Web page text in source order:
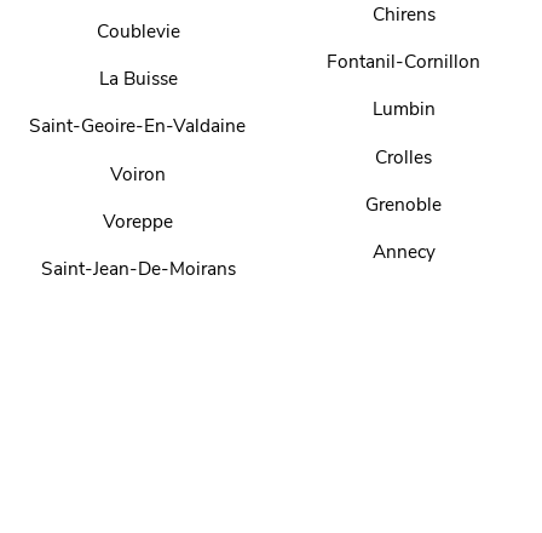
Coublevie
La Buisse
Saint-Geoire-En-Valdaine
Voiron
Voreppe
Saint-Jean-De-Moirans
Chirens
Fontanil-Cornillon
Lumbin
Crolles
Grenoble
Annecy